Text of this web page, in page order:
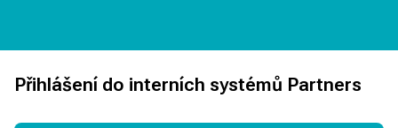
Přihlášení do interních systémů Partners